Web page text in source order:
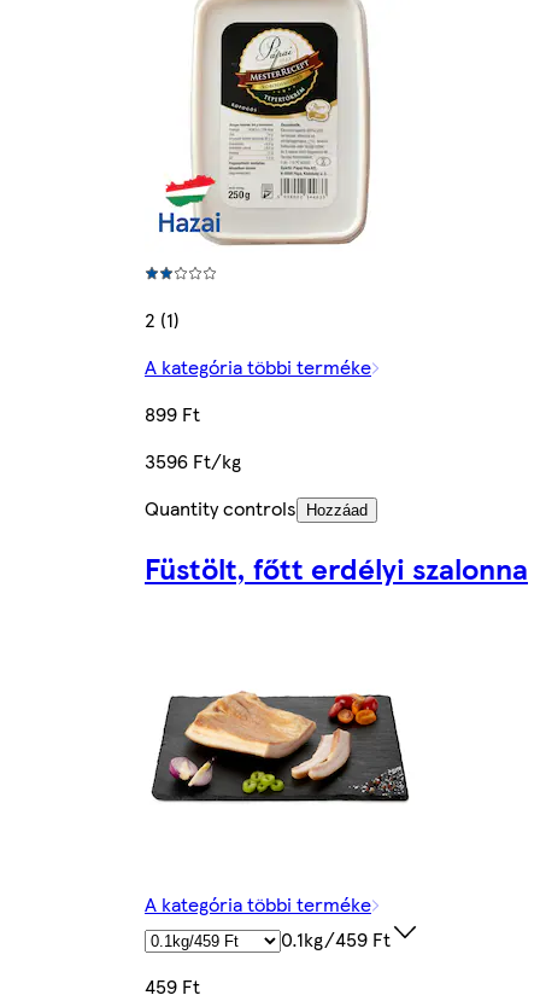
2 (1)
A kategória többi terméke
899 Ft
3596 Ft/kg
Quantity controls
Hozzáad
Füstölt, főtt erdélyi szalonna
A kategória többi terméke
0.1kg/459 Ft
459 Ft